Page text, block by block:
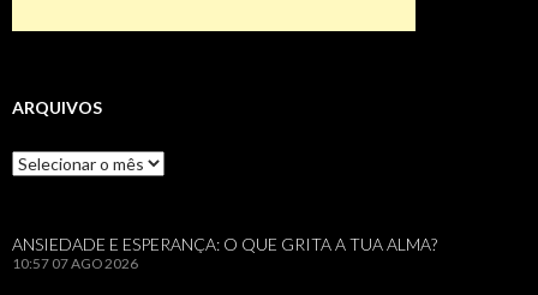
ARQUIVOS
Arquivos
ANSIEDADE E ESPERANÇA: O QUE GRITA A TUA ALMA?
10:57 07 AGO 2026